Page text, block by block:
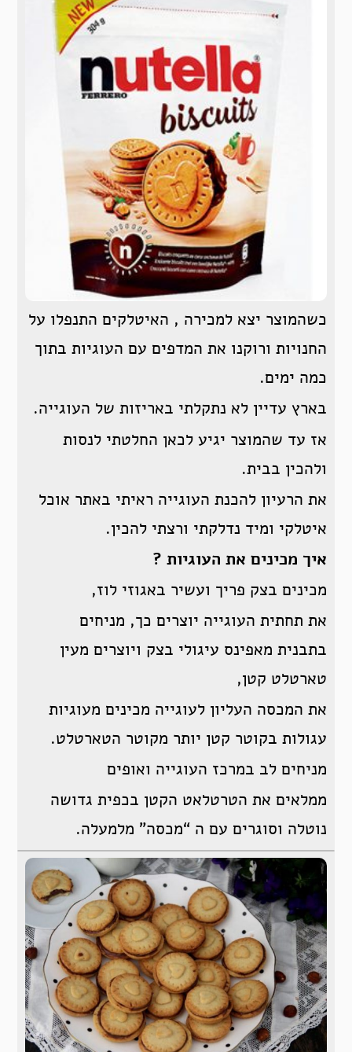
כשהמוצר יצא למכירה , האיטלקים התנפלו על
החנויות ורוקנו את המדפים עם העוגיות בתוך
כמה ימים.
בארץ עדיין לא נתקלתי באריזות של העוגייה.
אז עד שהמוצר יגיע לכאן החלטתי לנסות
ולהכין בבית.
את הרעיון להכנת העוגייה ראיתי באתר אוכל
איטלקי ומיד נדלקתי ורצתי להכין.
איך מכינים את העוגיות ?
מכינים בצק פריך ועשיר באגוזי לוז,
את תחתית העוגייה יוצרים כך, מניחים
בתבנית מאפינס עיגולי בצק ויוצרים מעין
טארטלט קטן,
את המכסה העליון לעוגייה מכינים מעוגיות
עגולות בקוטר קטן יותר מקוטר הטארטלט.
מניחים לב במרכז העוגייה ואופים
ממלאים את הטרטלאט הקטן בכפית גדושה
נוטלה וסוגרים עם ה “מכסה” מלמעלה.